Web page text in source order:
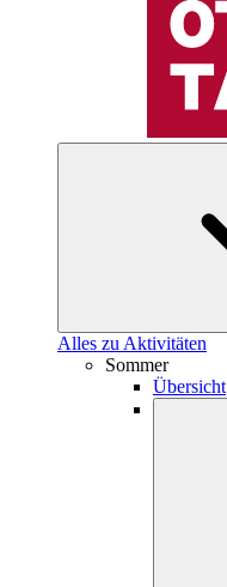
Alles zu Aktivitäten
Sommer
Übersicht